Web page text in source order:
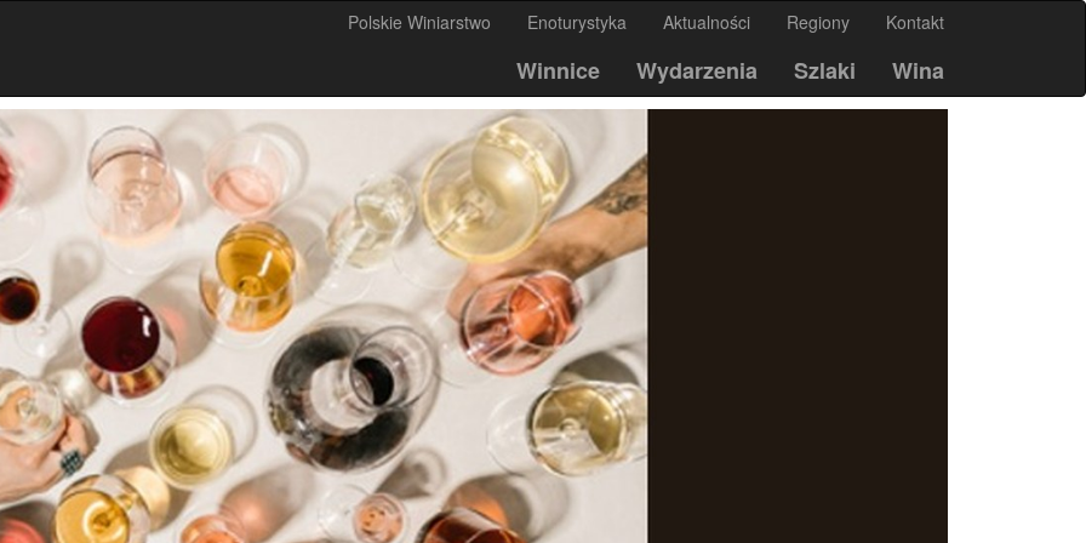
Polskie Winiarstwo Enoturystyka Aktualności Regiony Kontakt
Winnice Wydarzenia Szlaki Wina